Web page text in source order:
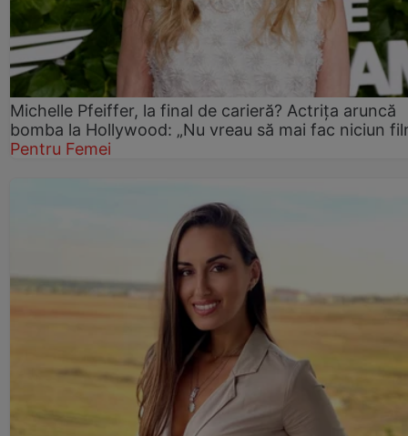
Michelle Pfeiffer, la final de carieră? Actrița aruncă
bomba la Hollywood: „Nu vreau să mai fac niciun
Pentru Femei